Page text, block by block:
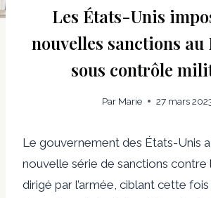
Les États-Unis
nouvelles sanctions
sous contrôle
Par Marie 27 mars
Le gouvernement des États-Unis
nouvelle série de sanctions contre
dirigé par l’armée, ciblant cette